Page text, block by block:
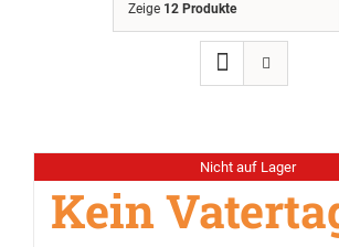
Zeige 12 Produkte
Nicht auf Lager
Kein